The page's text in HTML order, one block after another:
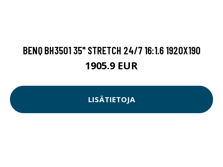
BENQ BH3501 35" STRETCH 24/7 16:1.6 1920X190
1905.9 EUR
LISÄTIETOJA